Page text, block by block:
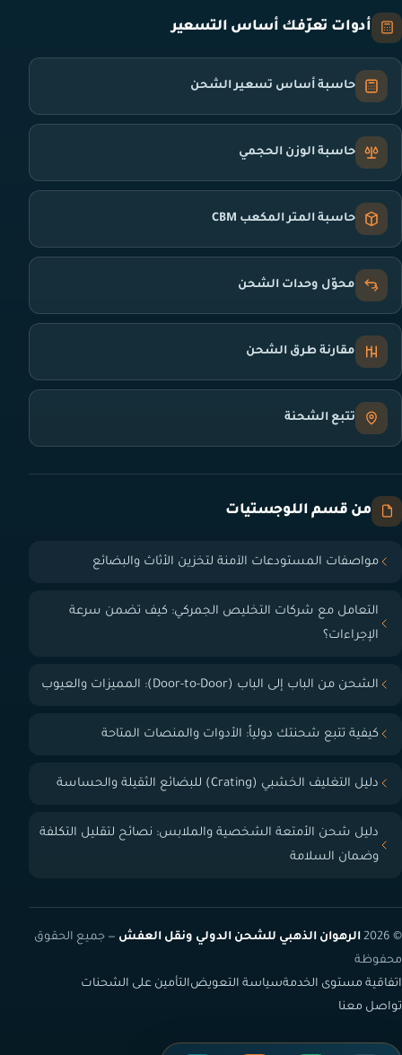
أدوات تعرّفك أساس التسعير
حاسبة أساس تسعير الشحن
حاسبة الوزن الحجمي
حاسبة المتر المكعب CBM
محوّل وحدات الشحن
مقارنة طرق الشحن
تتبع الشحنة
من قسم اللوجستيات
مواصفات المستودعات الآمنة لتخزين الأثاث والبضائع
التعامل مع شركات التخليص الجمركي: كيف تضمن سرعة
الإجراءات؟
الشحن من الباب إلى الباب (Door-to-Door): المميزات والعيوب
كيفية تتبع شحنتك دولياً: الأدوات والمنصات المتاحة
دليل التغليف الخشبي (Crating) للبضائع الثقيلة والحساسة
دليل شحن الأمتعة الشخصية والملابس: نصائح لتقليل التكلفة
وضمان السلامة
© 2026 الرهوان الذهبي للشحن الدولي ونقل العفش — جميع الحقوق
محفوظة
اتفاقية مستوى الخدمةسياسة التعويضالتأمين على الشحنات
تواصل معنا